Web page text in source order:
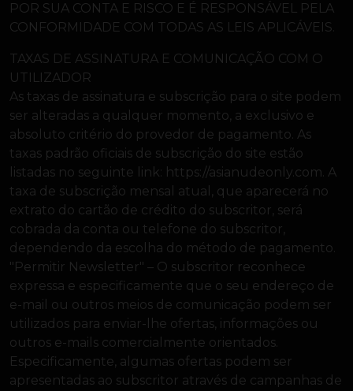
POR SUA CONTA E RISCO E É RESPONSÁVEL PELA
CONFORMIDADE COM TODAS AS LEIS APLICÁVEIS.
TAXAS DE ASSINATURA E COMUNICAÇÃO COM O
UTILIZADOR
As taxas de assinatura e subscrição para o site podem
ser alteradas a qualquer momento, a exclusivo e
absoluto critério do provedor de pagamento. As
taxas padrão oficiais de subscrição do site estão
listadas no seguinte link: https://asianudeonly.com. A
taxa de subscrição mensal atual, que aparecerá no
extrato do cartão de crédito do subscritor, será
cobrada da conta ou telefone do subscritor,
dependendo da escolha do método de pagamento.
"Permitir Newsletter" – O subscritor reconhece
expressa e especificamente que o seu endereço de
e-mail ou outros meios de comunicação podem ser
utilizados para enviar-lhe ofertas, informações ou
outros e-mails comercialmente orientados.
Especificamente, algumas ofertas podem ser
apresentadas ao subscritor através de campanhas de